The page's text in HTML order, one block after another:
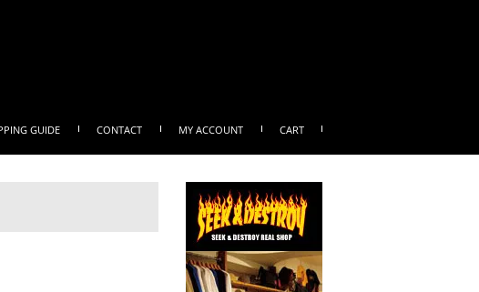
GUIDE CONTACT MY ACCOUNT CART